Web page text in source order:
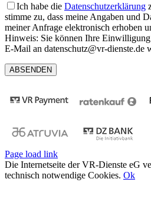
Ich habe die Datenschutzerklärung
stimme zu, dass meine Angaben und
meiner Anfrage elektronisch erhoben
Hinweis: Sie können Ihre
E-Mail an datenschutz@vr-dienste.de
Page load link
Die Internetseite der VR-Dienste eG
technisch notwendige Cookies. Ok